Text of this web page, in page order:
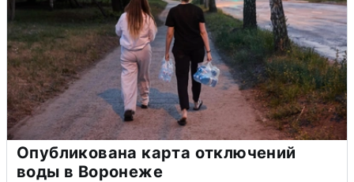
Опубликована карта отключений
воды в Воронеже